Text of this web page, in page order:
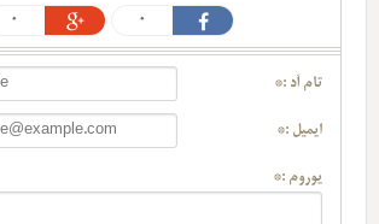
0
0
تام آد :*
ایمیل :*
یوروم :*